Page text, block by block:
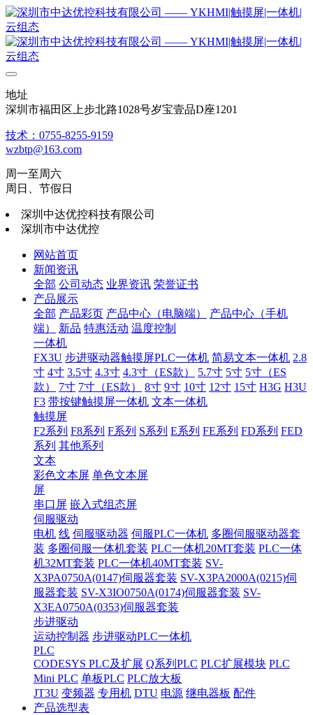
地址
深圳市福田区上步北路1028号岁宝壹品D座1201
技术：0755-8255-9159
wzbtp@163.com
周一至周六
周日、节假日
深圳中达优控科技有限公司
深圳市中达优控
网站首页
新闻资讯
全部 公司动态 业界资讯 荣誉证书
产品展示
全部 产品彩页 产品中心（电脑端）
产品中心（手机
端）
新品 特惠活动 温度控制
一体机
FX3U 步进驱动器触摸屏PLC一体机 简易文本一体机 2.8
寸 4寸 3.5寸 4.3寸 4.3寸（ES款） 5.7寸 5寸 5寸（ES
款）
7寸 7寸（ES款） 8寸 9寸 10寸 12寸 15寸 H3G H3U
F3 带按键触摸屏一体机 文本一体机
触摸屏
F2系列 F8系列 F系列 S系列 E系列 FE系列 FD系列 FED
系列 其他系列
文本
彩色文本屏 单色文本屏
屏
串口屏 嵌入式组态屏
伺服驱动
电机 线 伺服驱动器 伺服PLC一体机 多圈伺服驱动器套
装 多圈伺服一体机套装 PLC一体机20MT套装 PLC一体
机32MT套装 PLC一体机40MT套装 SV-
X3PA0750A(0147)伺服器套装 SV-X3PA2000A(0215)伺
服器套装 SV-X3IO0750A(0174)伺服器套装 SV-
X3EA0750A(0353)伺服器套装
步进驱动
运动控制器 步进驱动PLC一体机
PLC
CODESYS PLC及扩展 Q系列PLC PLC扩展模块 PLC
Mini PLC 单板PLC PLC放大板
JT3U 变频器 专用机 DTU 电源 继电器板 配件
产品选型表